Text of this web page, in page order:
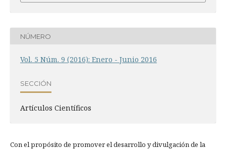
NÚMERO
Vol. 5 Núm. 9 (2016): Enero - Junio 2016
SECCIÓN
Artí­culos Científicos
Con el propósito de promover el desarrollo y divulgación de la